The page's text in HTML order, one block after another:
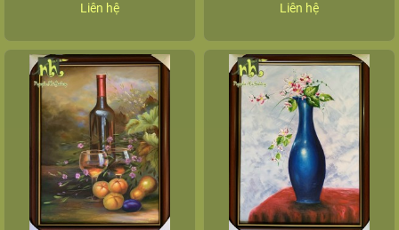
Liên hệ Liên hệ